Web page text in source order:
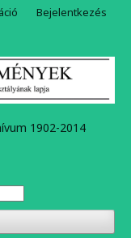
1902-2014
Bejelentkezés